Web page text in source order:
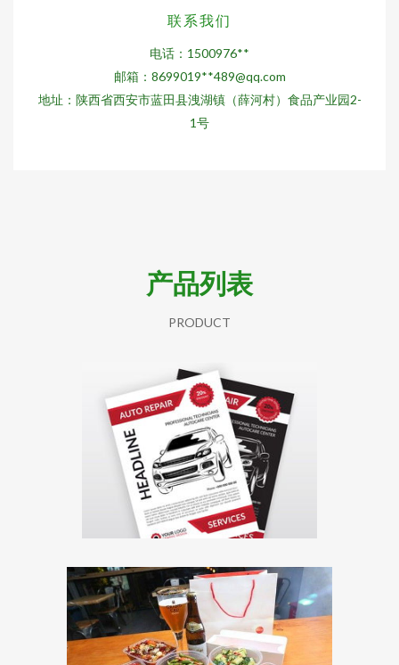
联系我们
电话：1500976**
邮箱：8699019**489@qq.com
地址：陕西省西安市蓝田县洩湖镇（薛河村）食品产业园2-
1号
产品列表
PRODUCT